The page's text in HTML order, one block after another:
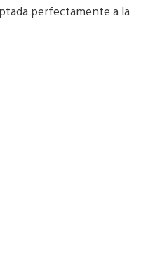
perfectamente a la